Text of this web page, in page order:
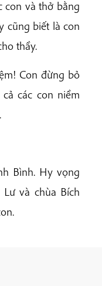
con và thở bằng
cũng biết là con
thầy.
Con đừng bỏ
các con niềm
Bình. Hy vọng
và chùa Bích